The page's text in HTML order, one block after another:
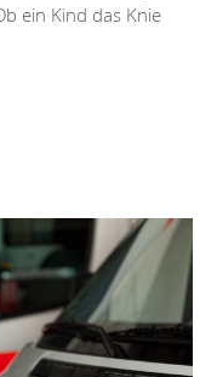
ein Kind das Knie